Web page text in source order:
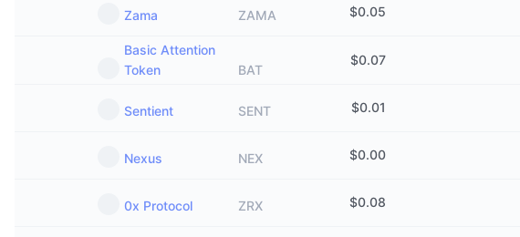
Zama ZAMA $0.05
Basic Attention
Token
BAT
$0.07
Sentient SENT $0.01
Nexus NEX $0.00
0x Protocol ZRX $0.08